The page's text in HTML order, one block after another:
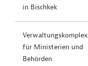
in Bischkek
Verwaltungskomplex
für Ministerien und
Behörden